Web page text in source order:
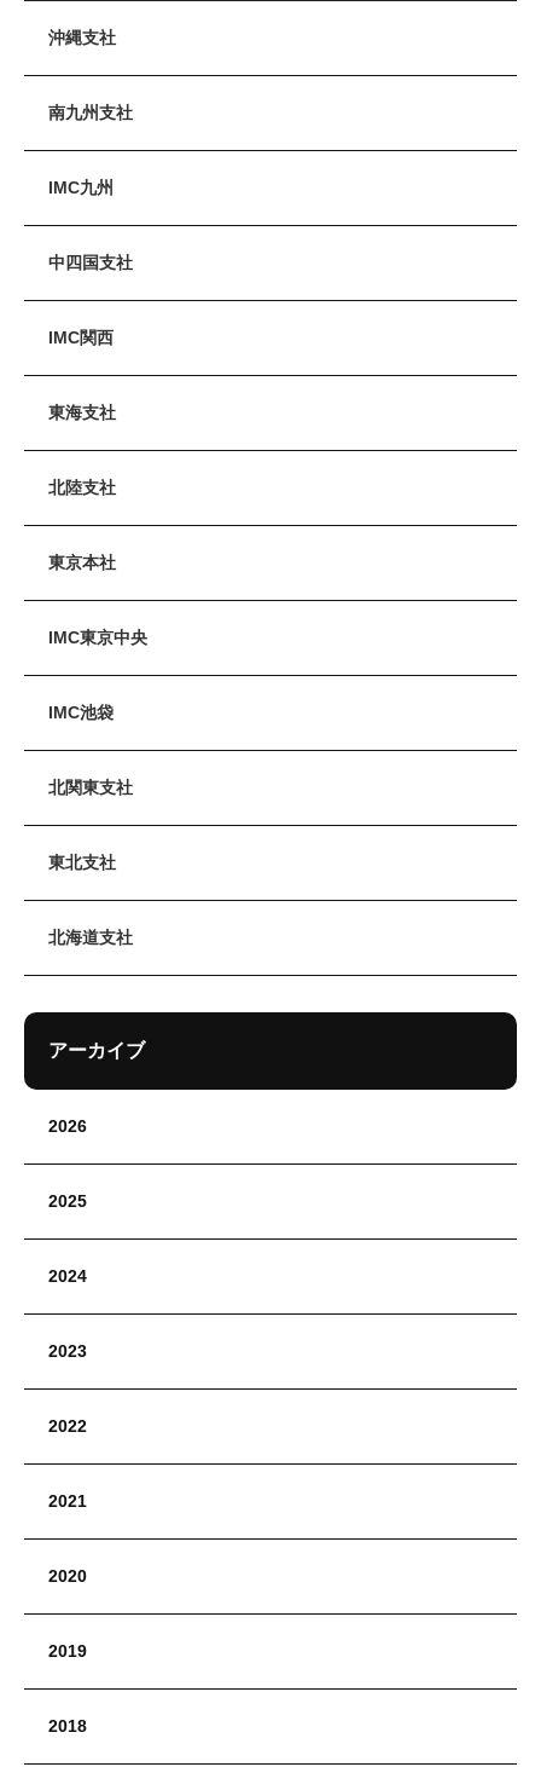
沖縄支社
南九州支社
IMC九州
中四国支社
IMC関西
東海支社
北陸支社
東京本社
IMC東京中央
IMC池袋
北関東支社
東北支社
北海道支社
アーカイブ
2026
2025
2024
2023
2022
2021
2020
2019
2018